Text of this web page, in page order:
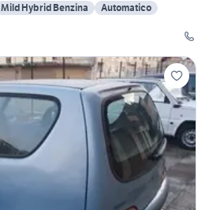
Mild Hybrid Benzina
Automatico